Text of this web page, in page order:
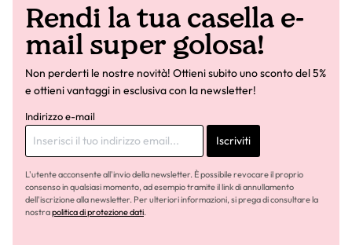
Rendi la tua casella e-
mail super golosa!
Non perderti le nostre novità! Ottieni subito uno sconto del 5%
e ottieni vantaggi in esclusiva con la newsletter!
Indirizzo e-mail
Iscriviti
L'utente acconsente all'invio della newsletter. È possibile revocare il proprio
consenso in qualsiasi momento, ad esempio tramite il link di annullamento
dell'iscrizione alla newsletter. Per ulteriori informazioni, si prega di consultare la
nostrapolitica di protezione dati.